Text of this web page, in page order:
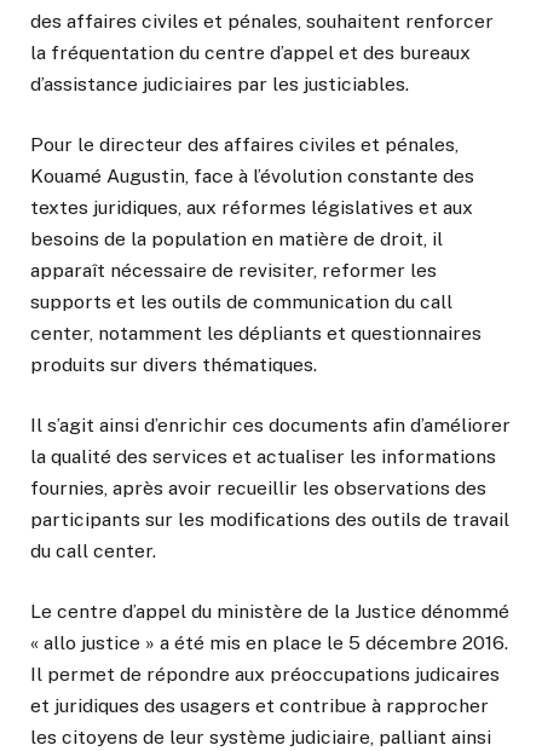
des affaires civiles et pénales, souhaitent renforcer
la fréquentation du centre d’appel et des bureaux
d’assistance judiciaires par les justiciables.
Pour le directeur des affaires civiles et pénales,
Kouamé Augustin, face à l’évolution constante des
textes juridiques, aux réformes législatives et aux
besoins de la population en matière de droit, il
apparaît nécessaire de revisiter, reformer les
supports et les outils de communication du call
center, notamment les dépliants et questionnaires
produits sur divers thématiques.
Il s’agit ainsi d’enrichir ces documents afin d’améliorer
la qualité des services et actualiser les informations
fournies, après avoir recueillir les observations des
participants sur les modifications des outils de travail
du call center.
Le centre d’appel du ministère de la Justice dénommé
« allo justice » a été mis en place le 5 décembre 2016.
Il permet de répondre aux préoccupations judicaires
et juridiques des usagers et contribue à rapprocher
les citoyens de leur système judiciaire, palliant ainsi